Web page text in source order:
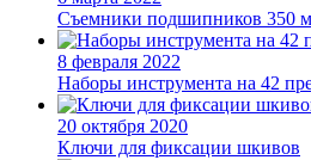
Съемники подшипников 350
8 февраля 2022
Наборы инструмента на 42
20 октября 2020
Ключи для фиксации шкивов